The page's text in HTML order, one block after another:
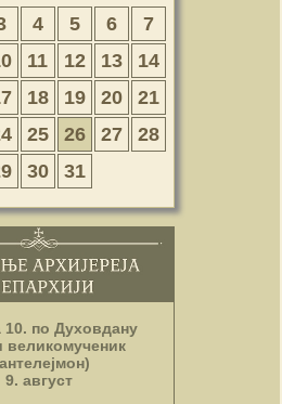
4 5 6
7
11 12 13
14
18 19 20
21
25 26 27
28
30 31
по Духовдану
великомученик
9. август